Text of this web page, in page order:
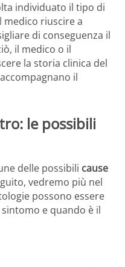
individuato il tipo di
medico riuscire a
di conseguenza il
il medico o il
la storia clinica del
il
le possibili
delle possibili cause
vedremo più nel
possono essere
e quando è il